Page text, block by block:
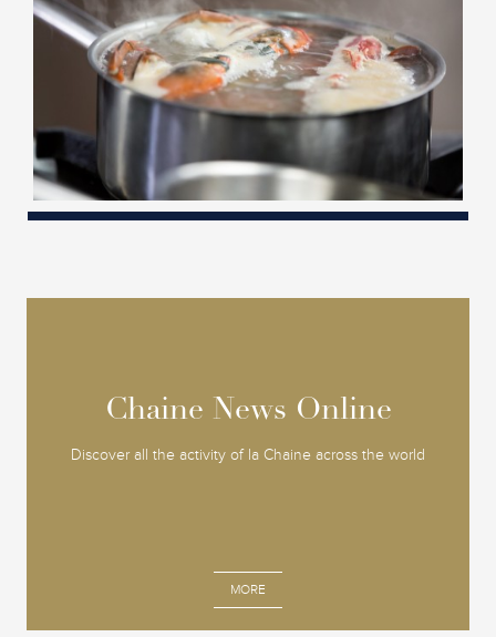
Chaine News Online
Discover all the activity of la Chaine across the world
MORE
Chaine News Online